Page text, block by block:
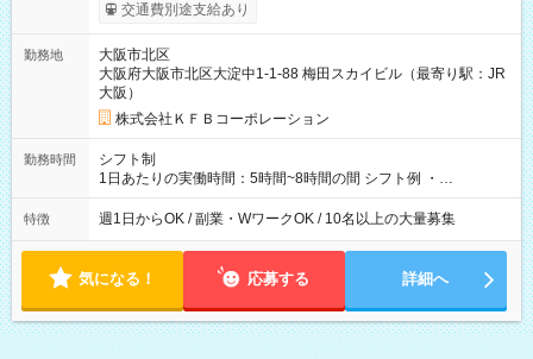
交通費別途支給あり
勤務地
大阪市北区
大阪府大阪市北区大淀中1-1-88 梅田スカイビル（最寄り駅：JR
大阪）
株式会社ＫＦＢコーポレーション
勤務時間
シフト制
1日あたりの実働時間：5時間~8時間の間 シフト例 ・
9:30~18:00 実働7.5時間 ・9:30~14:30 実働5時間 ・
16:00~21:30 実働5.5時間
特徴 週1日からOK / 副業・WワークOK / 10名以上の大量募集
気になる！ 応募する 詳細へ